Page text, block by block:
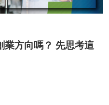
業方向嗎？ 先思考這